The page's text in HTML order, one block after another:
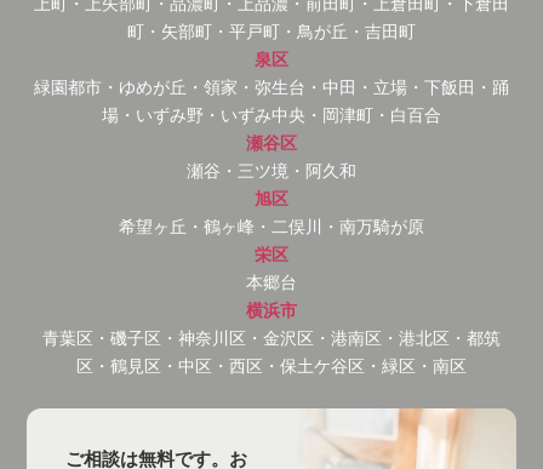
上町・上矢部町・品濃町・上品濃・前田町・上倉田町・下倉田
町・矢部町・平戸町・鳥が丘・吉田町
泉区
緑園都市・ゆめが丘・領家・弥生台・中田・立場・下飯田・踊
場・いずみ野・いずみ中央・岡津町・白百合
瀬谷区
瀬谷・三ツ境・阿久和
旭区
希望ヶ丘・鶴ヶ峰・二俣川・南万騎が原
栄区
本郷台
横浜市
青葉区・磯子区・神奈川区・金沢区・港南区・港北区・都筑
区・鶴見区・中区・西区・保土ケ谷区・緑区・南区
ご相談は無料です。お